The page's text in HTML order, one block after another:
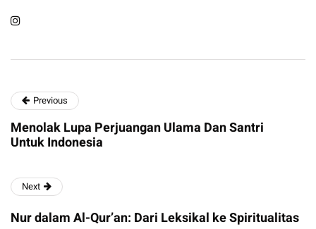
Previous
Menolak Lupa Perjuangan Ulama Dan Santri
Untuk Indonesia
Next
Nur dalam Al-Qur’an: Dari Leksikal ke Spiritualitas